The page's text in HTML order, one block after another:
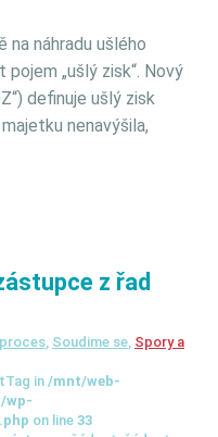
na náhradu ušlého
„ušlý zisk“. Nový
definuje ušlý zisk
nenavýšila,
z řad
, Soudime se, Spory a
in/mnt/web-
wp-
on line 33